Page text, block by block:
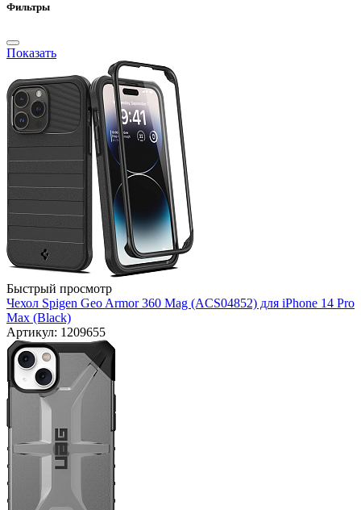
Фильтры
Показать
Быстрый просмотр
Чехол Spigen Geo Armor 360 Mag (ACS04852) для iPhone 14 Pro
Max (Black)
Артикул: 1209655